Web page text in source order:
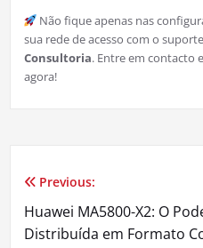
Não fique apenas nas
sua rede de acesso com o
Consultoria. Entre em contacto
agora!
Navegação
de
Previous:
Huawei MA5800-X2: O
Distribuída em Formato